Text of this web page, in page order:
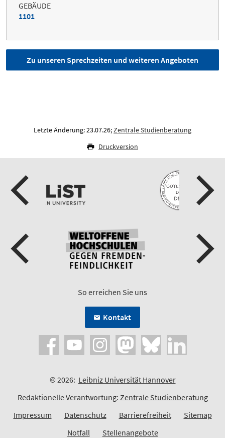
GEBÄUDE
1101
Zu unseren Sprechzeiten und weiteren Angeboten
Letzte Änderung: 23.07.26;Zentrale Studienberatung
Druckversion
So erreichen Sie uns
Kontakt
© 2026: Leibniz Universität Hannover
Redaktionelle Verantwortung: Zentrale Studienberatung
Impressum
Datenschutz Barrierefreiheit
Sitemap
Notfall
Stellenangebote